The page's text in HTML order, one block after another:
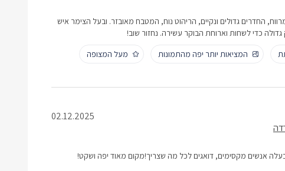
החדרים גדולים ונקיים, הריהוט נוח, המטבח מאובזר. ובעל הצימר איש
כדי לשחות וארוחת הבוקר עשירה. נחזור שוב!
המציאות יותר יפה מהתמונות מעל המצופה
02.12.2025
אנשים מקסימים, דואגים לכל מה שצריך!מקום מאוד יפה ושקט!